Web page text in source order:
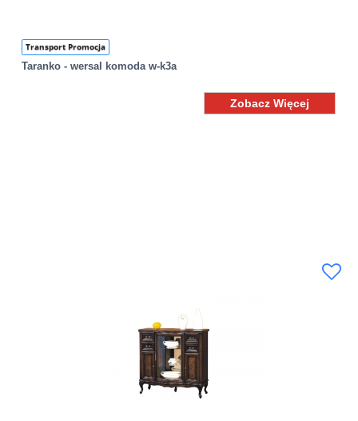
Transport Promocja
Taranko - wersal komoda w-k3a
Zobacz Więcej